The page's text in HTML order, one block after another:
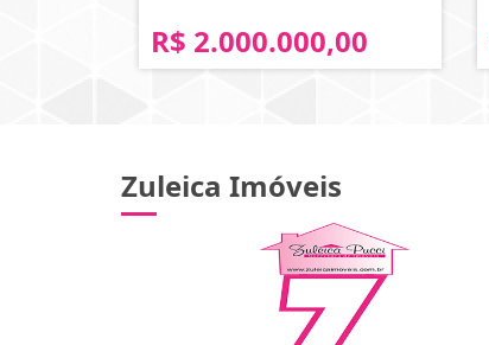
R$ 2.000.000,00
Zuleica Imóveis